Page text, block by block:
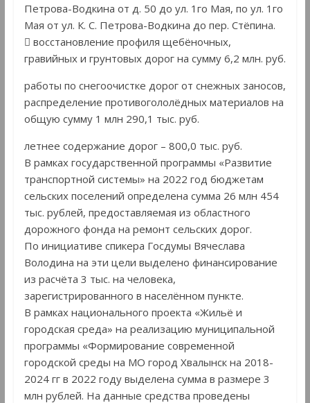
Петрова-Водкина от д. 50 до ул. 1го Мая, по ул. 1го
Мая от ул. К. С. Петрова-Водкина до пер. Стёпина.
 восстановление профиля щебёночных,
гравийных и грунтовых дорог на сумму 6,2 млн. руб.
работы по снегоочистке дорог от снежных заносов,
распределение противогололёдных материалов на
общую сумму 1 млн 290,1 тыс. руб.
летнее содержание дорог – 800,0 тыс. руб.
В рамках государственной программы «Развитие
транспортной системы» на 2022 год бюджетам
сельских поселений определена сумма 26 млн 454
тыс. рублей, предоставляемая из областного
дорожного фонда на ремонт сельских дорог.
По инициативе спикера Госдумы Вячеслава
Володина на эти цели выделено финансирование
из расчёта 3 тыс. на человека,
зарегистрированного в населённом пункте.
В рамках национального проекта «Жильё и
городская среда» на реализацию муниципальной
программы «Формирование современной
городской среды на МО город Хвалынск на 2018-
2024 гг в 2022 году выделена сумма в размере 3
млн рублей. На данные средства проведены